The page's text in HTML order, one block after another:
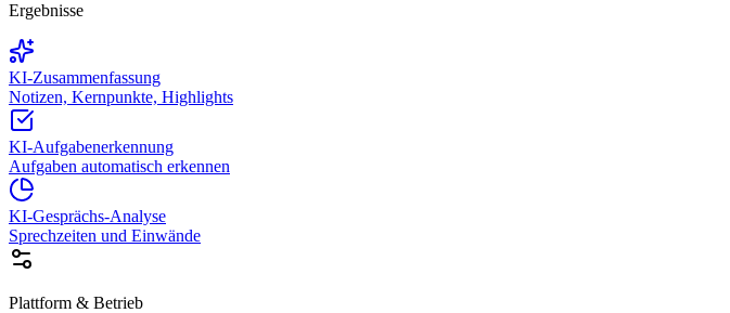
Ergebnisse
KI-Zusammenfassung
Notizen, Kernpunkte, Highlights
KI-Aufgabenerkennung
Aufgaben automatisch erkennen
KI-Gesprächs-Analyse
Sprechzeiten und Einwände
Plattform & Betrieb